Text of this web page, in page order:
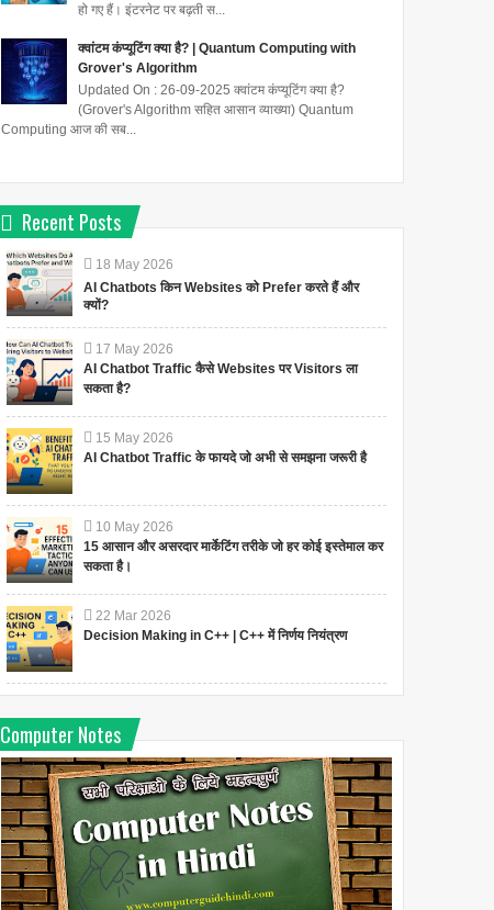
हो गए हैं। इंटरनेट पर बढ़ती स...
क्वांटम कंप्यूटिंग क्या है? | Quantum Computing with
Grover's Algorithm
Updated On : 26-09-2025 क्वांटम कंप्यूटिंग क्या है?
(Grover's Algorithm सहित आसान व्याख्या) Quantum
Computing आज की सब...
Recent Posts
18 May 2026
AI Chatbots किन Websites को Prefer करते हैं और
क्यों?
17 May 2026
AI Chatbot Traffic कैसे Websites पर Visitors ला
सकता है?
15 May 2026
AI Chatbot Traffic के फायदे जो अभी से समझना जरूरी है
10 May 2026
15 आसान और असरदार मार्केटिंग तरीके जो हर कोई इस्तेमाल कर
सकता है।
22 Mar 2026
Decision Making in C++ | C++ में निर्णय नियंत्रण
Computer Notes